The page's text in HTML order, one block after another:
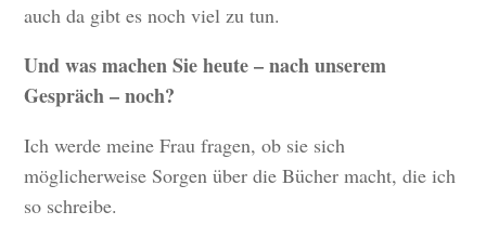
auch da gibt es noch viel zu tun.
Und was machen Sie heute – nach unserem
Gespräch – noch?
Ich werde meine Frau fragen, ob sie sich
möglicherweise Sorgen über die Bücher macht, die ich
so schreibe.